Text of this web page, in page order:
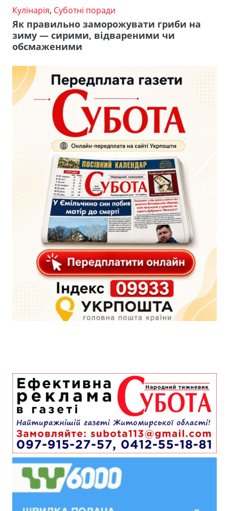
Кулінарія, Суботні поради
Як правильно заморожувати гриби на
зиму — сирими, відвареними чи
обсмаженими